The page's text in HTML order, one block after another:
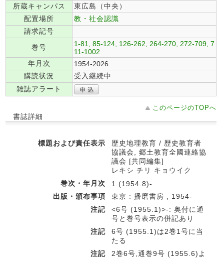
所蔵キャンパス
東広島（中央）
配置場所
教・社会認識
請求記号
巻号
1-81, 85-124, 126-262, 264-270, 272-709, 7
11-1002
年月次
1954-2026
購読状況
受入継続中
雑誌アラート
このページのTOPへ
書誌詳細
標題および責任表示
歴史地理教育 / 歴史教育者
協議会, 郷土教育全國連絡協
議会 [共同編集]
レキシ チリ キョウイク
巻次・年月次
1 (1954.8)-
出版・頒布事項
東京 : 播磨書房 , 1954-
注記
<6号 (1955.1)>-: 奥付に通
号と巻号表示の併記あり
注記
6号 (1955.1)は2巻1号に当
たる
注記
2巻6号,通巻9号 (1955.6)よ